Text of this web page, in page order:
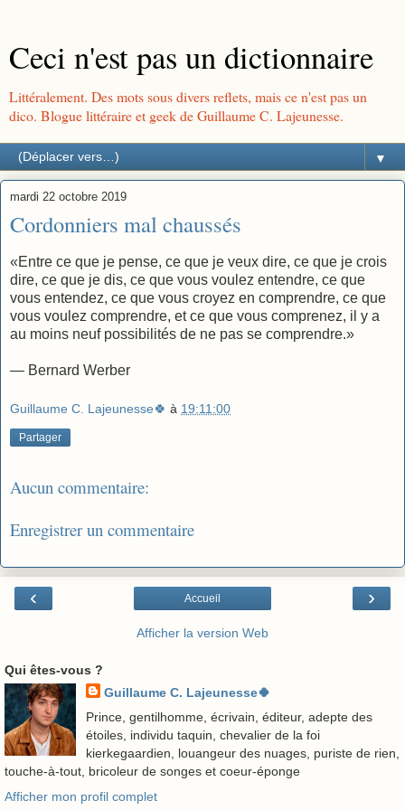
Ceci n'est pas un dictionnaire
Littéralement. Des mots sous divers reflets, mais ce n'est pas un
dico. Blogue littéraire et geek de Guillaume C. Lajeunesse.
▼
mardi 22 octobre 2019
Cordonniers mal chaussés
«Entre ce que je pense, ce que je veux dire, ce que je crois
dire, ce que je dis, ce que vous voulez entendre, ce que
vous entendez, ce que vous croyez en comprendre, ce que
vous voulez comprendre, et ce que vous comprenez, il y a
au moins neuf possibilités de ne pas se comprendre.»
— Bernard Werber
Guillaume C. Lajeunesse🍀 à 19:11:00
Partager
Aucun commentaire:
Enregistrer un commentaire
‹ ›
Accueil
Afficher la version Web
Qui êtes-vous ?
Guillaume C. Lajeunesse🍀
Prince, gentilhomme, écrivain, éditeur, adepte des
étoiles, individu taquin, chevalier de la foi
kierkegaardien, louangeur des nuages, puriste de rien,
touche-à-tout, bricoleur de songes et coeur-éponge
Afficher mon profil complet